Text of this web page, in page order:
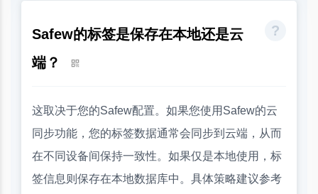
Safew的标签是保存在本地还是云
端？
这取决于您的Safew配置。如果您使用Safew的云
同步功能，您的标签数据通常会同步到云端，从而
在不同设备间保持一致性。如果仅是本地使用，标
签信息则保存在本地数据库中。具体策略建议参考